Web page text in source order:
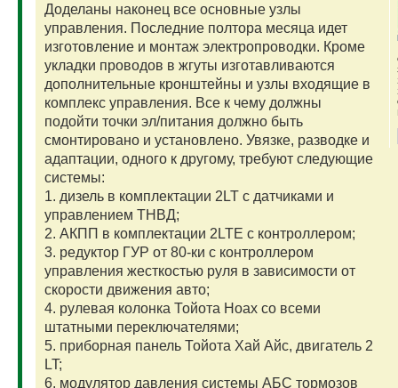
Доделаны наконец все основные узлы
управления. Последние полтора месяца идет
изготовление и монтаж электропроводки. Кроме
укладки проводов в жгуты изготавливаются
дополнительные кронштейны и узлы входящие в
комплекс управления. Все к чему должны
подойти точки эл/питания должно быть
смонтировано и установлено. Увязке, разводке и
адаптации, одного к другому, требуют следующие
системы:
1. дизель в комплектации 2LT с датчиками и
управлением ТНВД;
2. АКПП в комплектации 2LTE с контроллером;
3. редуктор ГУР от 80-ки с контроллером
управления жесткостью руля в зависимости от
скорости движения авто;
4. рулевая колонка Тойота Ноах со всеми
штатными переключателями;
5. приборная панель Тойота Хай Айс, двигатель 2
LT;
6. модулятор давления системы АБС тормозов